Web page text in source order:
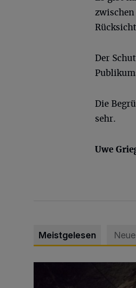
Der
Die
sehr.
Uwe
Meistgelesen